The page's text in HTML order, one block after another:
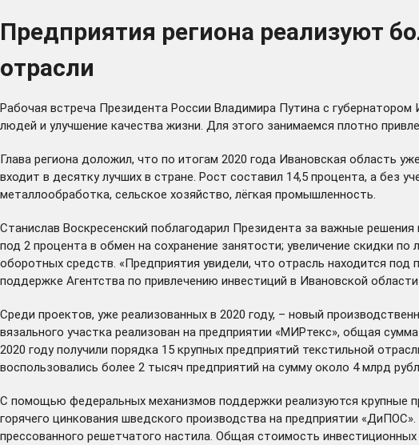
Предприятия региона реализуют
отрасли
Рабочая встреча Президента России Владимира Путина с
людей и улучшение качества жизни. Для этого занимаемся плотно
Глава региона доложил, что по итогам 2020 года Ивановская область
входит в десятку лучших в стране. Рост составил 14,5 процента, а без
металлообработка, сельское хозяйство, лёгкая промышленность.
Станислав Воскресенский поблагодарил Президента за важные
под 2 процента в обмен на сохранение занятости; увеличение скидки
оборотных средств. «Предприятия увидели, что отрасль находится под
поддержке Агентства по привлечению инвестиций в Ивановской
Среди проектов, уже реализованных в 2020 году, – новый
вязального участка реализован на предприятии «МИРтекс», общая
2020 году получили порядка 15 крупных предприятий текстильной
воспользовались более 2 тысяч предприятий на сумму около 4 млрд
С помощью федеральных механизмов поддержки реализуются крупные
горячего цинкования шведского производства на предприятии
прессованного решетчатого настила. Общая стоимость